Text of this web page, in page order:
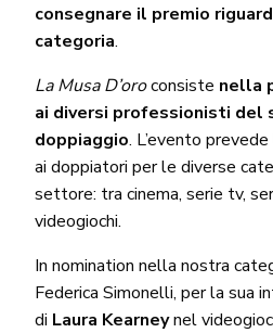
consegnare il premio
categoria.
La Musa D’oroconsiste nella
ai diversi professionisti
doppiaggio. L’evento
ai doppiatori per le diverse
settore: tra cinema, serie tv,
videogiochi.
In nomination nella nostra
Federica Simonelli, per la sua
di Laura Kearneynel